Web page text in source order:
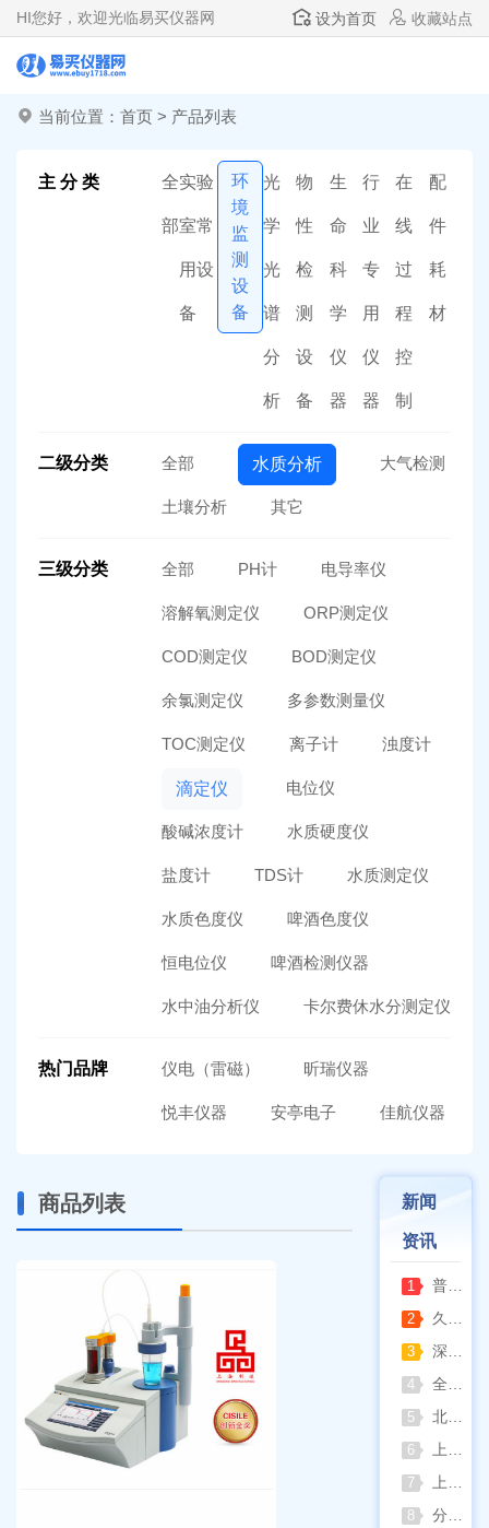
HI您好，欢迎光临易买仪器网 设为首页 收藏站点
当前位置： 首页 > 产品列表
主 分 类 全
部
实验
室常
用设
备
环
境
监
测
设
备
光
学
光
谱
分
析
物
性
检
测
设
备
生
命
科
学
仪
器
行
业
专
用
仪
器
在
线
过
程
控
制
配
件
耗
材
二级分类 全部 水质分析 大气检测
土壤分析 其它
三级分类 全部 PH计 电导率仪
溶解氧测定仪 ORP测定仪
COD测定仪 BOD测定仪
余氯测定仪 多参数测量仪
TOC测定仪 离子计 浊度计
滴定仪 电位仪
酸碱浓度计 水质硬度仪
盐度计 TDS计 水质测定仪
水质色度仪 啤酒色度仪
恒电位仪 啤酒检测仪器
水中油分析仪 卡尔费休水分测定仪
热门品牌 仪电（雷磁） 昕瑞仪器
悦丰仪器 安亭电子 佳航仪器
商品列表 新闻
资讯
1 普通烘箱和耐腐蚀烘箱区分
2 久兴医疗高压蒸汽灭菌器：制药科研灭菌的可靠之选
3 深那静音超声波清洗仪：科研洁净新标准，安静高效更安心
4 全自动凯氏定氮仪测定焦炭中氮 上海纤检助力焦化行业精准检测
5 北京六一电泳仪完整选型指南（分电泳槽 + 电源两大模块，按实验场景直接匹配）
6 上海仪电吸光光度法和荧光分析法的异同
7 上海佑科GC-7860系列网络化气相色谱仪
8 分清生物安全柜与洁净工作台 苏州安泰科普两类设备差异